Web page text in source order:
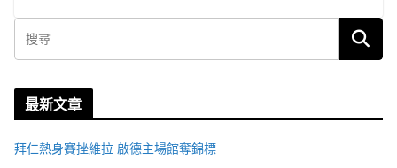
最新文章
拜仁熱身賽挫維拉 啟德主場館奪錦標